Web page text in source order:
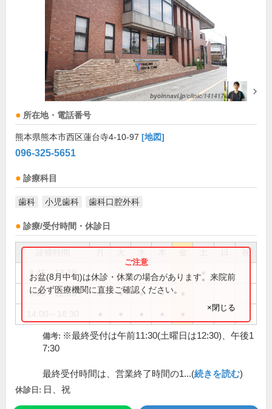
所在地・電話番号
熊本県熊本市西区蓮台寺4-10-97 [地図]
096-325-5651
診療科目
歯科 小児歯科 歯科口腔外科
診療/受付時間・休診日
祝
8:45～13:30
9:00～12:30 ● ● ● ●
お盆(8月中旬)は休診・休業の場合があります。来院前
に必ず医療機関に直接ご確認ください。
×閉じる
備考: ※最終受付は午前11:30(土曜日は12:30)、午後1
7:30
最終受付時間は、営業終了時間の1...(続きを読む)
休診日: 日、祝